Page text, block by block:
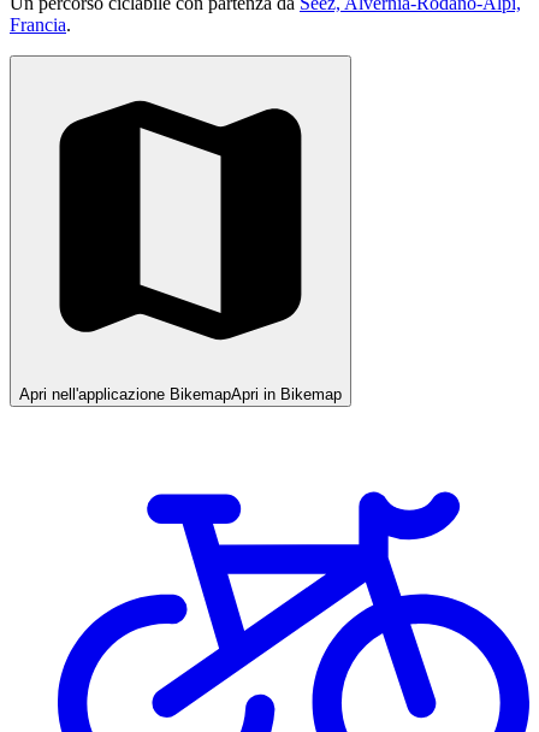
Francia.
Apri nell'applicazione BikemapApri in Bikemap